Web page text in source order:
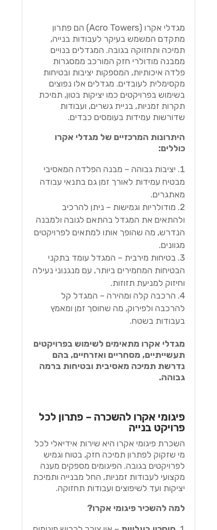
מגדלי אקרו (Acro Towers) הם פתרון
מתקדם המשמש בעיקר לעבודות בנייה,
תמיכה ותחזוקה בגובה. המגדלים בנויים
ממבנה מודולרי חזק המורכב ממסגרות
פלדה איכותיות, המספקות יציבות ובטיחות
מקסימלית לעובדים. מגדלים אלו נפוצים
בשימוש בפרויקטים כמו יציקות בטון, תמיכת
תקרות זמניות, בניית גשרים, ועבודות
שדורשות עמידות בעומסים כבדים.
היתרונות המרכזיים של מגדלי אקרו
כוללים:
יציבות גבוהה – מבנה הפלדה המאסיבי
מבטיח עמידות לאורך זמן גם בתנאי עבודה
מאתגרים.
מודולריות וגמישות – ניתן להרכיב
ולהתאים את המגדל בהתאם לגובה ולמבנה
הנדרש, מה שהופך אותו למתאים לפרויקטים
מגוונים.
בטיחות מירבית – המגדל עומד בתקני
הבטיחות המחמירים ביותר, עם מנגנוני נעילה
וחיזוק למניעת תזוזות.
הרכבה קלה ומהירה – המגדל קל
להרכבה ולפירוק, מה שחוסך זמן ומאמץ
בעבודות בשטח.
מגדלי אקרו מתאימים לשימוש בפרויקטים
תעשייתיים, מסחריים ואזרחיים, בהם
נדרשת תמיכה מאסיבית ובטיחות ברמה
גבוהה.
פיגומי אקרו להשכרה – פתרון לכל
פרויקט בנייה
השכרת פיגומי אקרו היא שירות אידיאלי לכל
מי שזקוק לפתרון תמיכה חזק, בטוח וגמיש
לפרויקטים בגובה. הפיגומים מספקים מענה
מקצועי לעבודות זמניות, החל מבנייה ותמיכת
יציקות ועד לשיפוצים ועבודות תחזוקה.
למה להשכיר פיגומי אקרו?